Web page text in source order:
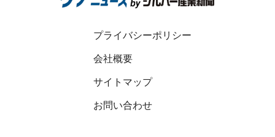
プライバシーポリシー
会社概要
サイトマップ
お問い合わせ